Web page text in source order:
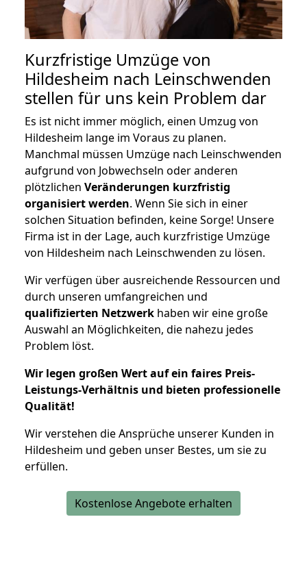
Kurzfristige Umzüge von
Hildesheim nach Leinschwenden
stellen für uns kein Problem dar
Es ist nicht immer möglich, einen Umzug von
Hildesheim lange im Voraus zu planen.
Manchmal müssen Umzüge nach Leinschwenden
aufgrund von Jobwechseln oder anderen
plötzlichen Veränderungen kurzfristig
organisiert werden. Wenn Sie sich in einer
solchen Situation befinden, keine Sorge! Unsere
Firma ist in der Lage, auch kurzfristige Umzüge
von Hildesheim nach Leinschwenden zu lösen.
Wir verfügen über ausreichende Ressourcen und
durch unseren umfangreichen und
qualifizierten Netzwerk haben wir eine große
Auswahl an Möglichkeiten, die nahezu jedes
Problem löst.
Wir legen großen Wert auf ein faires Preis-
Leistungs-Verhältnis und bieten professionelle
Qualität!
Wir verstehen die Ansprüche unserer Kunden in
Hildesheim und geben unser Bestes, um sie zu
erfüllen.
Kostenlose Angebote erhalten